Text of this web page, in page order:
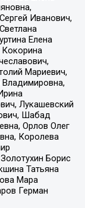
Иванович,
Елена
Мариевич,
Лукашевский
Шабад
Орлов Олег
Королева
Борис
Татьяна
Мара
Герман